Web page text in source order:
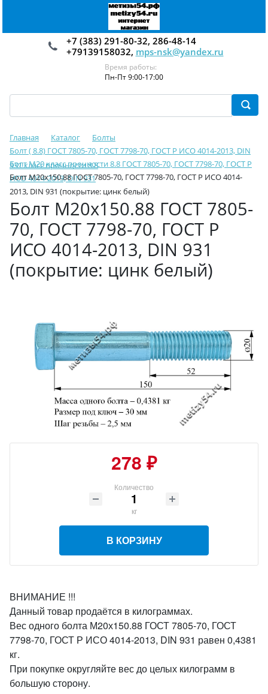
+7 (383) 291-80-32, 286-48-14
+79139158032, mps-nsk@yandex.ru
Время работы:
Пн-Пт 9:00-17:00
Главная Каталог
Болты
Болт ( 8.8) ГОСТ 7805-70, ГОСТ 7798-70, ГОСТ Р ИСО 4014-2013, DIN
931 класс прочности 8.8
Болт М20 класс прочности 8.8 ГОСТ 7805-70, ГОСТ 7798-70, ГОСТ Р
ИСО 4014-2013, DIN 931
Болт М20х150.88 ГОСТ 7805-70, ГОСТ 7798-70, ГОСТ Р ИСО 4014-
2013, DIN 931 (покрытие: цинк белый)
Болт М20х150.88 ГОСТ 7805-
70, ГОСТ 7798-70, ГОСТ Р
ИСО 4014-2013, DIN 931
(покрытие: цинк белый)
278 ₽
Количество
кг
В КОРЗИНУ
ВНИМАНИЕ !!!
Данный товар продаётся в килограммах.
Вес одного болта М20х150.88 ГОСТ 7805-70, ГОСТ
7798-70, ГОСТ Р ИСО 4014-2013, DIN 931 равен 0,4381
кг.
При покупке округляйте вес до целых килограмм в
большую сторону.